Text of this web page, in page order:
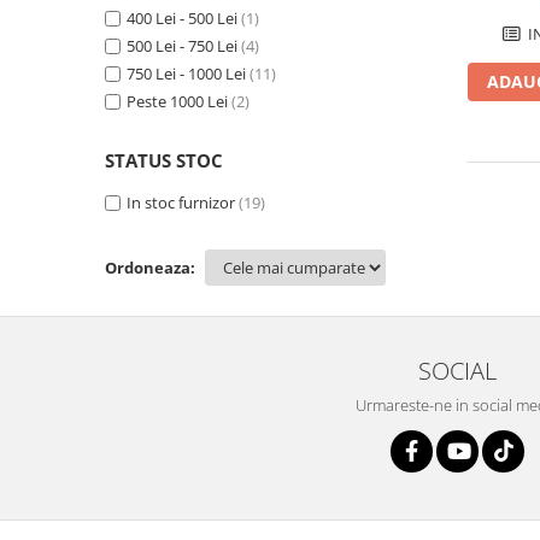
Suport periute dinti
Suport hartie igienica
Etajere baie
Cuiere si suporti prosop
Sifoane, racorduri si ventile
400 Lei - 500 Lei(1)
500 Lei - 750 Lei(4)
750 Lei - 1000 Lei(11)
Peste 1000 Lei(2)
STATUS STOC
In stoc furnizor(19)
Ordoneaza:
SOCIAL
Urmareste-ne in social